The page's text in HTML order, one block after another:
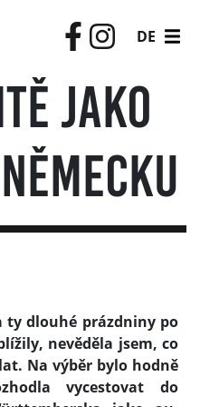
DE
jako
ty dlouhé prázdniny po
nevěděla jsem, co
Na výběr bylo hodně
vycestovat do